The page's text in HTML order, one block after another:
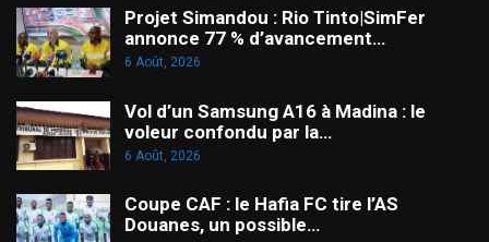
Projet Simandou : Rio Tinto|SimFer
annonce 77 % d’avancement…
6 Août, 2026
Vol d’un Samsung A16 à Madina : le
voleur confondu par la…
6 Août, 2026
Coupe CAF : le Hafia FC tire l’AS
Douanes, un possible…